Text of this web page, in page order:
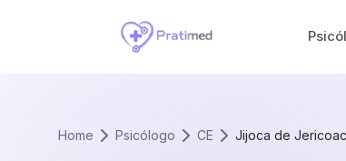
Home Psicólogo CE Jijoca de